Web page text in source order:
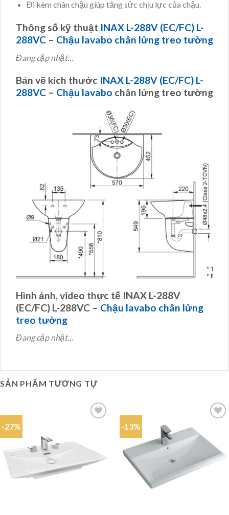
Đi kèm chân chậu giúp tăng sức chịu lực của chậu.
Thông số kỹ thuật INAX L-288V (EC/FC) L-
288VC – Chậu lavabo chân lửng treo tường
Đang cập nhật…
Bản vẽ kích thước INAX L-288V (EC/FC) L-
288VC – Chậu lavabo chân lửng treo tường
Hình ảnh, video thực tế INAX L-288V
(EC/FC) L-288VC – Chậu lavabo chân lửng
treo tường
Đang cập nhật…
SẢN PHẨM TƯƠNG TỰ
-27%
wishlist
-13%
Add to
wishlist